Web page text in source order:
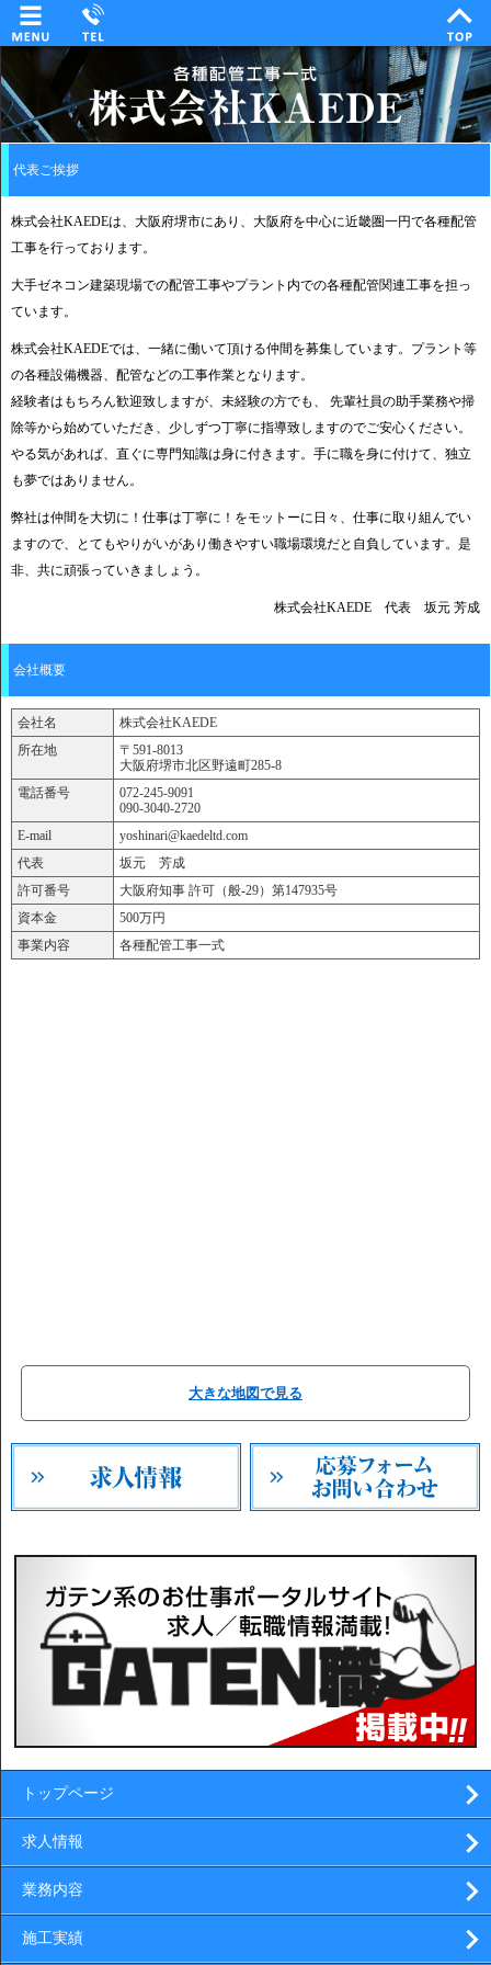
代表ご挨拶
株式会社KAEDEは、大阪府堺市にあり、大阪府を中心に近畿圏一円で各種配管
工事を行っております。
大手ゼネコン建築現場での配管工事やプラント内での各種配管関連工事を担っ
ています。
株式会社KAEDEでは、一緒に働いて頂ける仲間を募集しています。プラント等
の各種設備機器、配管などの工事作業となります。
経験者はもちろん歓迎致しますが、未経験の方でも、 先輩社員の助手業務や掃
除等から始めていただき、少しずつ丁寧に指導致しますのでご安心ください。
やる気があれば、直ぐに専門知識は身に付きます。手に職を身に付けて、独立
も夢ではありません。
弊社は仲間を大切に！仕事は丁寧に！をモットーに日々、仕事に取り組んでい
ますので、とてもやりがいがあり働きやすい職場環境だと自負しています。是
非、共に頑張っていきましょう。
株式会社KAEDE 代表 坂元 芳成
会社概要
会社名
株式会社KAEDE
所在地
〒591-8013
大阪府堺市北区野遠町285-8
電話番号
072-245-9091
090-3040-2720
E-mail
yoshinari@kaedeltd.com
代表
坂元 芳成
許可番号
大阪府知事 許可（般-29）第147935号
資本金
500万円
事業内容
各種配管工事一式
大きな地図で見る
トップページ
求人情報
業務内容
施工実績